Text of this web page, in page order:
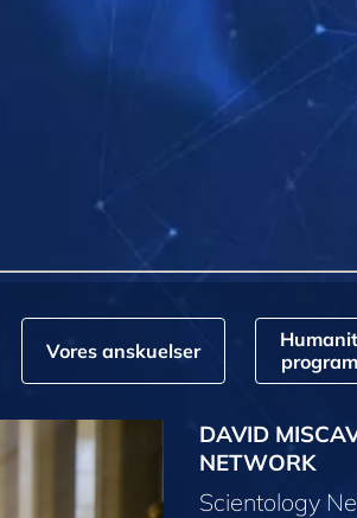
Vores anskuelser
DAVID
NETWORK
Scientology